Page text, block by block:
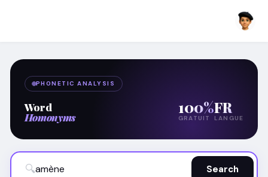
PHONETIC ANALYSIS
Word
Homonyms
100%
GRATUIT
FR
LANGUE
🔍 Search